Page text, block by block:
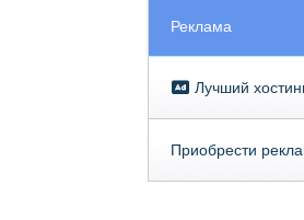
Реклама
Лучший
Приобрести